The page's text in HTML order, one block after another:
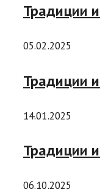
Традиции
05.02.2025
Традиции
14.01.2025
Традиции
06.10.2025